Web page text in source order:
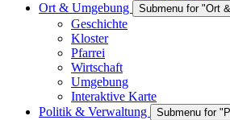
Ort & Umgebung
Submenu for "Ort
Geschichte
Kloster
Pfarrei
Wirtschaft
Umgebung
Interaktive Karte
Politik & Verwaltung
Submenu for